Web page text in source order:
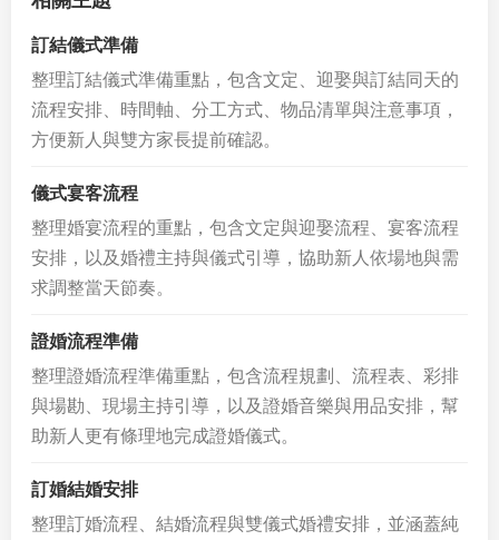
訂結儀式準備
整理訂結儀式準備重點，包含文定、迎娶與訂結同天的
流程安排、時間軸、分工方式、物品清單與注意事項，
方便新人與雙方家長提前確認。
儀式宴客流程
整理婚宴流程的重點，包含文定與迎娶流程、宴客流程
安排，以及婚禮主持與儀式引導，協助新人依場地與需
求調整當天節奏。
證婚流程準備
整理證婚流程準備重點，包含流程規劃、流程表、彩排
與場勘、現場主持引導，以及證婚音樂與用品安排，幫
助新人更有條理地完成證婚儀式。
訂婚結婚安排
整理訂婚流程、結婚流程與雙儀式婚禮安排，並涵蓋純